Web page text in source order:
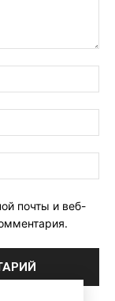
почты и веб-